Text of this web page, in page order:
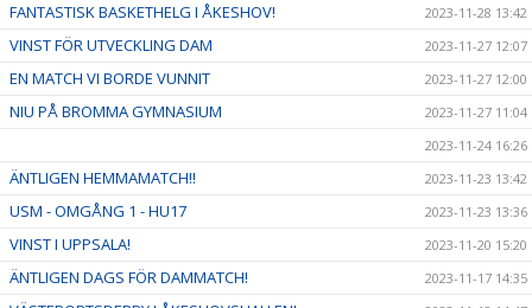
FANTASTISK BASKETHELG I ÅKESHOV! 2023-11-28 13:42
VINST FÖR UTVECKLING DAM 2023-11-27 12:07
EN MATCH VI BORDE VUNNIT 2023-11-27 12:00
NIU PÅ BROMMA GYMNASIUM
2023-11-27 11:04
2023-11-24 16:26
ÄNTLIGEN HEMMAMATCH!! 2023-11-23 13:42
USM - OMGÅNG 1 - HU17 2023-11-23 13:36
VINST I UPPSALA! 2023-11-20 15:20
ÄNTLIGEN DAGS FÖR DAMMATCH! 2023-11-17 14:35